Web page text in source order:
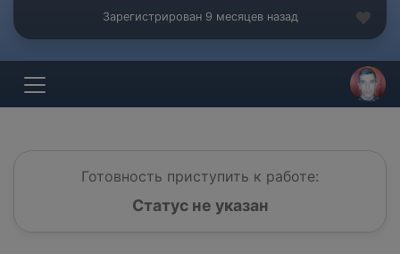
Зарегистрирован 9 месяцев назад
Готовность приступить к работе:
Статус не указан